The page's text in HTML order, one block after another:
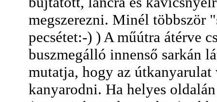
megszerezni. Minél többször
pecsétet:-) ) A műútra átérve
buszmegálló innenső sarkán
mutatja, hogy az
kanyarodni. Ha helyes